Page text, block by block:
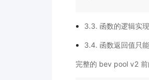
3.3. 函数的逻辑实
3.4. 函数返回值只
完整的 bev pool v2